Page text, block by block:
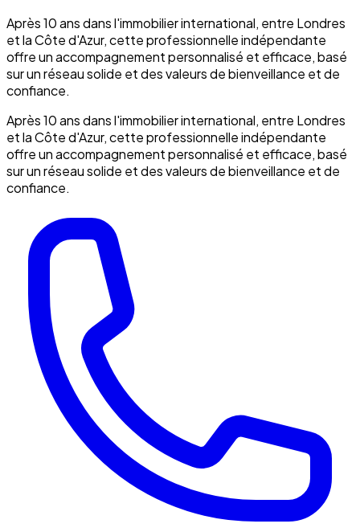
Après 10 ans dans l'immobilier international, entre Londres
et la Côte d'Azur, cette professionnelle indépendante
offre un accompagnement personnalisé et efficace, basé
sur un réseau solide et des valeurs de bienveillance et de
confiance.
Après 10 ans dans l'immobilier international, entre Londres
et la Côte d'Azur, cette professionnelle indépendante
offre un accompagnement personnalisé et efficace, basé
sur un réseau solide et des valeurs de bienveillance et de
confiance.